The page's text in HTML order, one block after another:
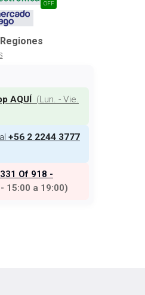
OFF
AQUÍ (Lun. - Vie.
+56 2 2244 3777
Of 918 -
15:00 a 19:00)